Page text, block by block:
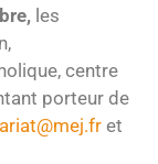
les
centre
porteur de
et